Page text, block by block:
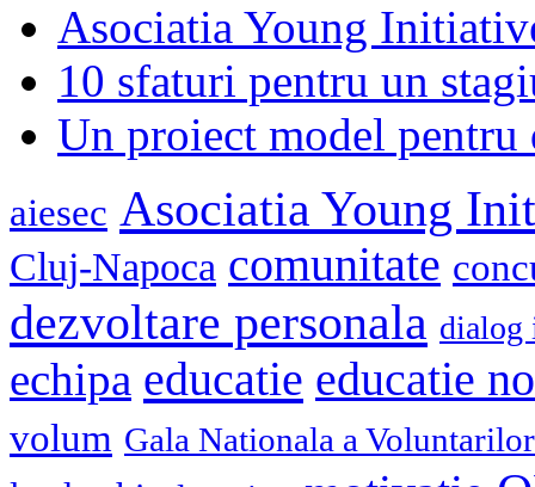
Asociatia Young
10 sfaturi pentru un
Un proiect model
aiesec Asociatia Young
Cluj-Napoca comunitate
dezvoltare personala dialog
echipa educatie educatie
volum Gala Nationala a Voluntarilor